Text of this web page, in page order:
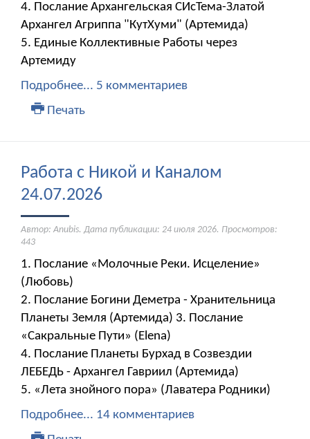
4. Послание Архангельская СИсТема-Златой
Архангел Агриппа "КутХуми" (Артемида)
5. Единые Коллективные Работы через
Артемиду
Подробнее... 5 комментариев
Печать
Работа с Никой и Каналом
24.07.2026
Автор: Anubis. Дата публикации: 24 июля 2026. Просмотров:
443
1. Послание «Молочные Реки. Исцеление»
(Любовь)
2. Послание Богини Деметра - Хранительница
Планеты Земля (Артемида) 3. Послание
«Сакральные Пути» (Elena)
4. Послание Планеты Бурхад в Созвездии
ЛЕБЕДЬ - Архангел Гавриил (Артемида)
5. «Лета знойного пора» (Лаватера Родники)
Подробнее... 14 комментариев